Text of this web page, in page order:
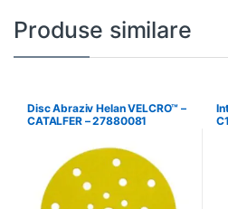
Produse similare
Disc Abraziv Helan VELCRO™ –
CATALFER – 27880081